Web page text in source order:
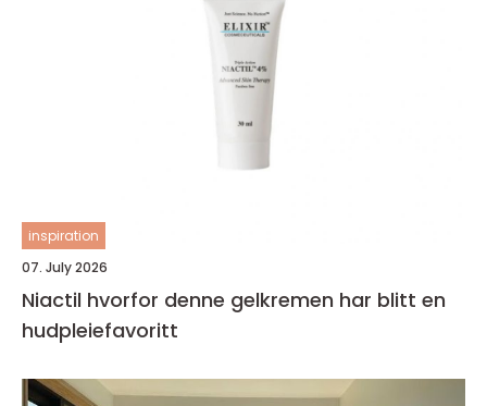
inspiration
07. July 2026
Niactil hvorfor denne gelkremen har blitt en
hudpleiefavoritt